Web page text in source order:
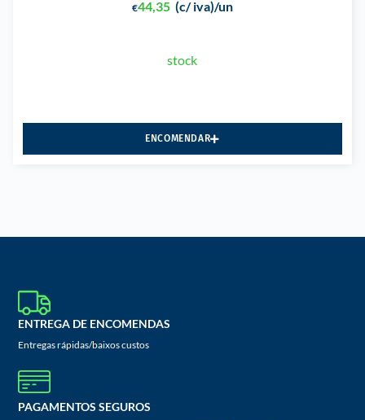
€44,35 (c/ iva)/un
stock
ENCOMENDAR
ENTREGA DE ENCOMENDAS
Entregas rápidas/baixos custos
PAGAMENTOS SEGUROS